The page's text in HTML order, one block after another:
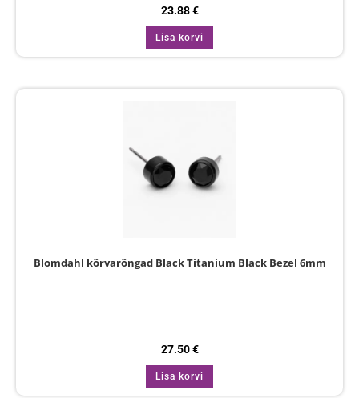
23.88€
Lisa korvi
Blomdahl kõrvarõngad Black Titanium Black Bezel 6mm
27.50€
Lisa korvi